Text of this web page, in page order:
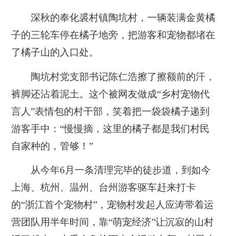
深秋的奉化裘村镇陶坑村，一辆装满金黄橘
子的三轮车停在橘子地旁，把游客和宠物都堵在
了橘子山的入口处。
陶坑村党支部书记陈仁浩擦了擦额前的汗，
裤脚还沾着泥土。这个被网友做成“乡村宠物代
言人”表情包的村干部，笑着把一袋袋橘子递到
游客手中：“慢慢摘，这里的橘子都是我们村民
自家种的，管够！”
从今年6月一条清理完毕的徒步道，到如今
上海、杭州、温州、台州游客驱车赶来打卡
的“浙江首个宠物村”，宠物村发起人应涛带着运
营团队用半年时间，靠“萌宠经济”让沉寂的山村